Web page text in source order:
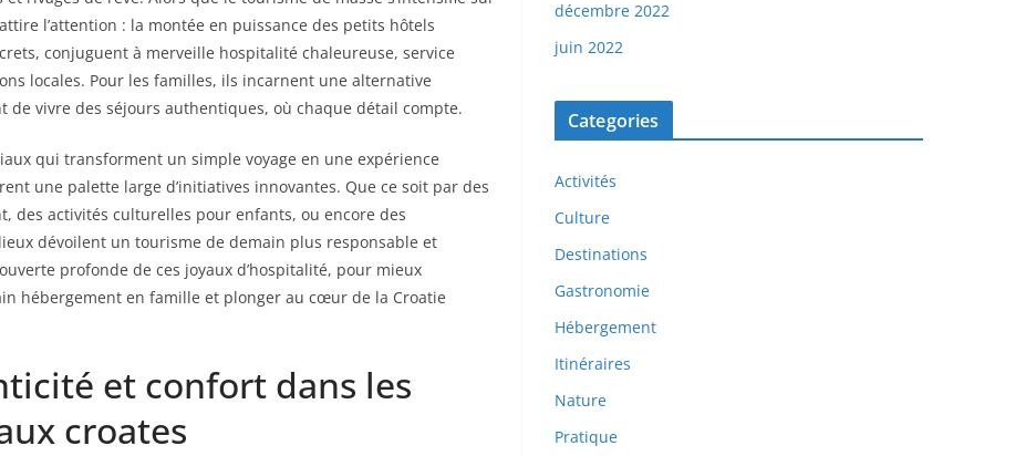
l’attention : la montée en puissance des petits hôtels
conjuguent à merveille hospitalité chaleureuse, service
locales. Pour les familles, ils incarnent une alternative
de vivre des séjours authentiques, où chaque détail compte.
qui transforment un simple voyage en une expérience
une palette large d’initiatives innovantes. Que ce soit par des
des activités culturelles pour enfants, ou encore des
dévoilent un tourisme de demain plus responsable et
profonde de ces joyaux d’hospitalité, pour mieux
hébergement en famille et plonger au cœur de la Croatie
et confort dans les
croates
décembre 2022
juin 2022
Categories
Activités
Culture
Destinations
Gastronomie
Hébergement
Itinéraires
Nature
Pratique